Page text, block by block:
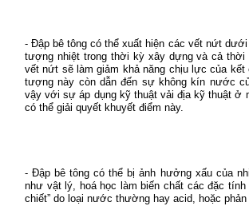
- Đập bê tông có thể xuất hiện các vết nứt dưới
tượng nhiệt trong thời kỳ xây dựng và cả thời
vết nứt sẽ làm giảm khả năng chịu lực của kết
tượng này còn dẫn đến sự không kín nước
vậy với sự áp dụng kỹ thuật vải địa kỹ thuật ở
có thể giải quyết khuyết điểm này.
- Đập bê tông có thể bị ảnh hưởng xấu của
như vật lý, hoá học làm biến chất các đặc tính
chiết” do loại nước thường hay acid, hoặc